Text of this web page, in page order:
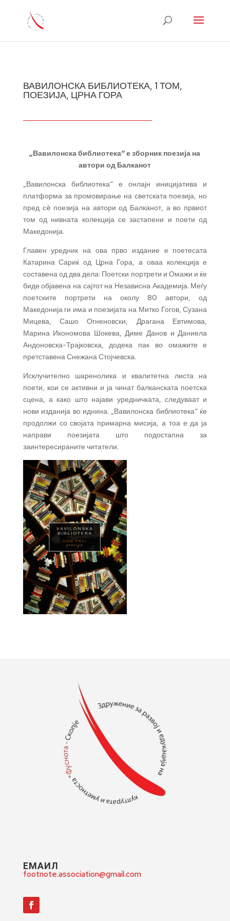
ВАВИЛОНСКА БИБЛИОТЕКА, 1 ТОМ,
ПОЕЗИЈА, ЦРНА ГОРА
„Вавилонска библиотека“ е зборник поезија на
автори од Балканот
„Вавилонска библиотека“ е онлајн иницијатива и
платформа за промовирање на светската поезија, но
пред сè поезија на автори од Балканот, а во првиот
том од нивната колекција се застапени и поети од
Македонија.
Главен уредник на ова прво издание е поетесата
Катарина Сариќ од Црна Гора, а оваа колекција е
составена од два дела: Поетски портрети и Омажи и ќе
биде објавена на сајтот на Независна Академија. Меѓу
поетските портрети на околу 80 автори, од
Македонија ги има и поезијата на Митко Гогов, Сузана
Мицева, Сашо Огненовски, Драгана Евтимова,
Марина Икономова Шокева, Диме Данов и Даниела
Андоновска-Трајковска, додека пак во омажите е
претставена Снежана Стојчевска.
Исклучително шаренолика и квалитетна листа на
поети, кои се активни и ја чинат балканската поетска
сцена, а како што најави уредничката, следуваат и
нови изданија во иднина. „Вавилонска библиотека“ ќе
продолжи со својата примарна мисија, а тоа е да ја
направи поезијата што подостапна за
заинтересираните читатели.
ЕМАИЛ
footnote.association@gmail.com